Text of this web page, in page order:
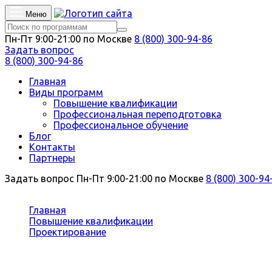
Меню
Пн-Пт 9:00-21:00 по Москве 8 (800) 300-94-86
Задать вопрос
8 (800) 300-94-86
Главная
Виды программ
Повышение квалификации
Профессиональная переподготовка
Профессиональное обучение
Блог
Контакты
Партнеры
Задать вопрос Пн-Пт 9:00-21:00 по Москве 8 (800) 300-
Главная
Повышение квалификации
Проектирование